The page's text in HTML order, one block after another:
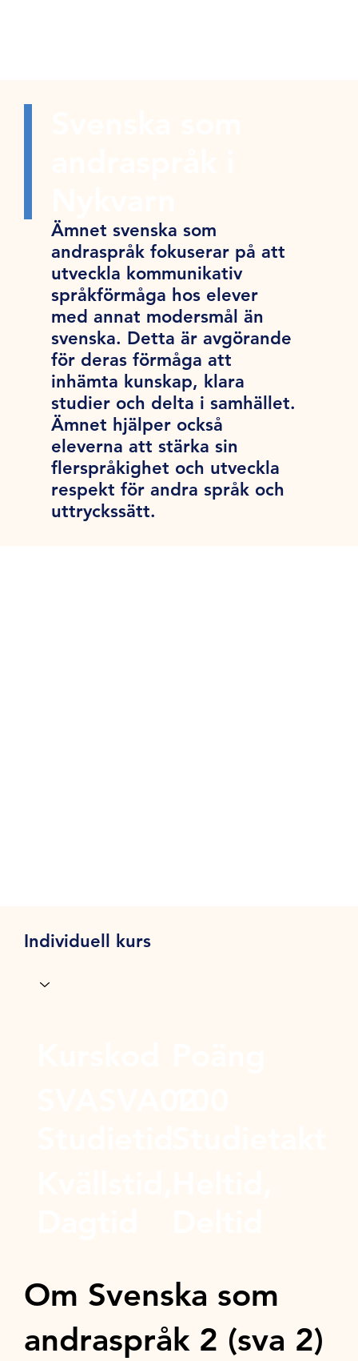
Ämnet svenska som
andraspråk fokuserar på att
utveckla kommunikativ
språkförmåga hos elever
med annat modersmål än
svenska. Detta är avgörande
för deras förmåga att
inhämta kunskap, klara
studier och delta i samhället.
Ämnet hjälper också
eleverna att stärka sin
flerspråkighet och utveckla
respekt för andra språk och
uttryckssätt.
Individuell kurs
Om Svenska som
andraspråk 2 (sva 2)